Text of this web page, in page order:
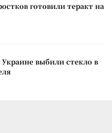
готовили теракт на
выбили стекло в